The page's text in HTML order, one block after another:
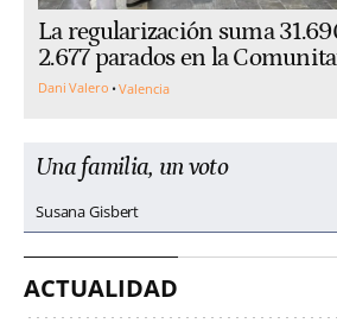
La regularización suma
2.677 parados en la
Dani Valero Valencia
Una familia, un voto
Susana Gisbert
ACTUALIDAD